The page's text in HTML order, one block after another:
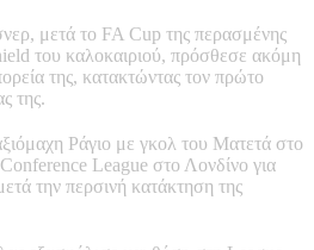
μετά το FA Cup της περασμένης
του καλοκαιριού, πρόσθεσε ακόμη
της, κατακτώντας τον πρώτο
της.
Ράγιο με γκολ του Ματετά στο
League στο Λονδίνο για
την περσινή κατάκτηση της